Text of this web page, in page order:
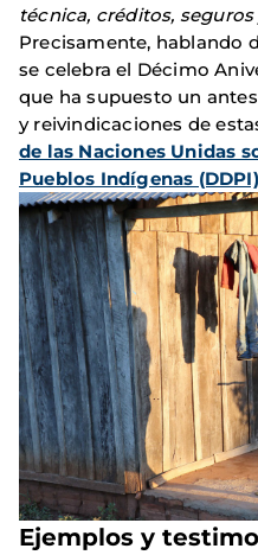
técnica, créditos,
Precisamente, hablando
se celebra el Décimo
que ha supuesto un
y reivindicaciones de
de las Naciones Unidas
Pueblos Indígenas (DDPI)
Ejemplos y